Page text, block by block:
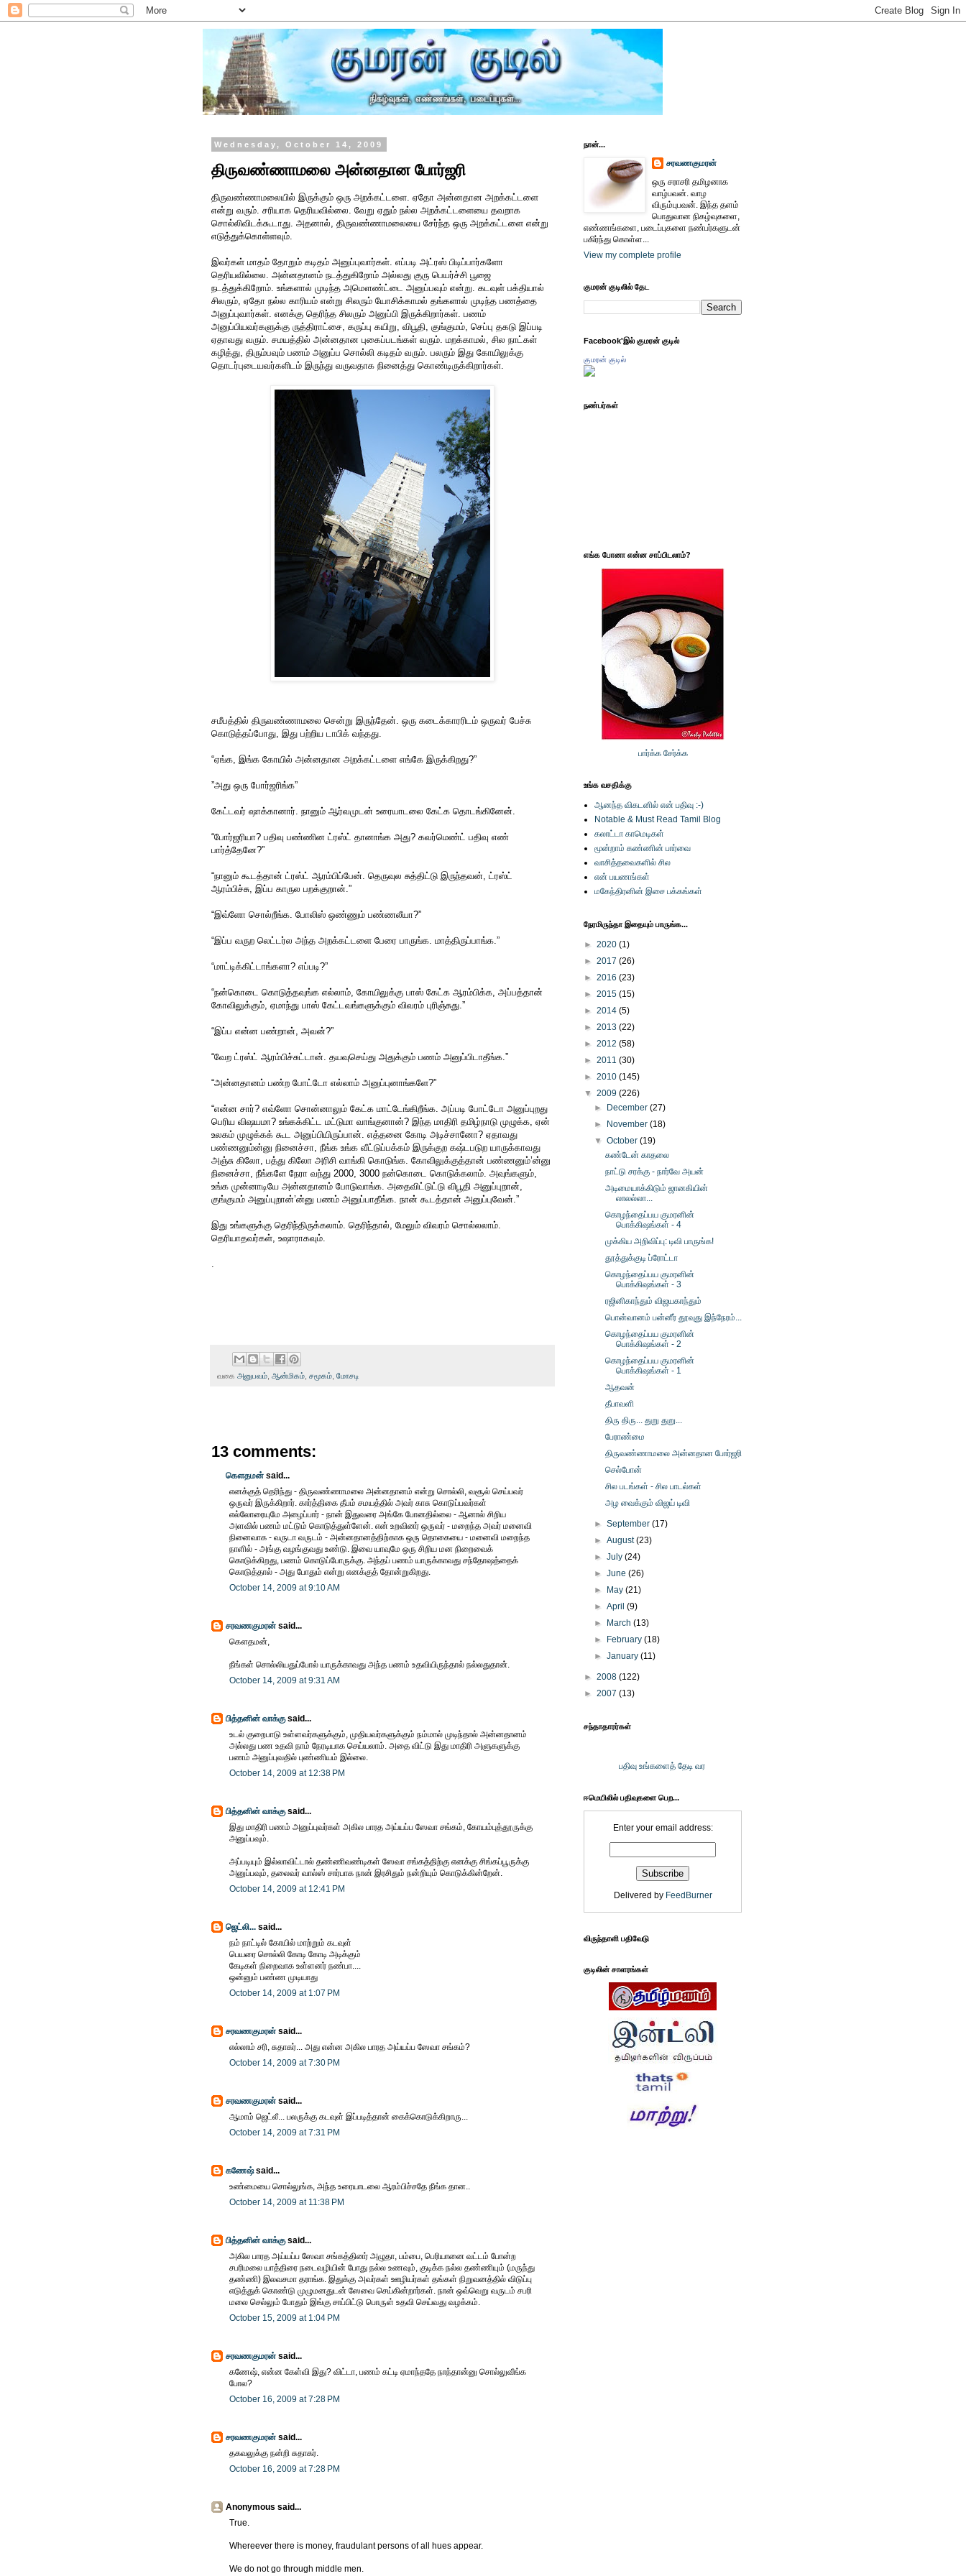
Wednesday, October 14, 2009
திருவண்ணாமலை அன்னதான போர்ஜரி
திருவண்ணாமலையில் இருக்கும் ஒரு அறக்கட்டளை. ஏதோ அன்னதான அறக்கட்டளை
என்று வரும். சரியாக தெரியவில்லை. வேறு ஏதும் நல்ல அறக்கட்டளையை தவறாக
சொல்லிவிடக்கூடாது. அதனால், திருவண்ணாமலையை சேர்ந்த ஒரு அறக்கட்டளை என்று
எடுத்துக்கொள்ளவும்.
இவர்கள் மாதம் தோறும் கடிதம் அனுப்புவார்கள். எப்படி அட்ரஸ் பிடிப்பார்களோ
தெரியவில்லை. அன்னதானம் நடத்துகிறோம் அல்லது குரு பெயர்ச்சி பூஜை
நடத்துக்கிறோம். உங்களால் முடிந்த அமௌண்ட்டை அனுப்பவும் என்று. கடவுள் பக்தியால்
சிலரும், ஏதோ நல்ல காரியம் என்று சிலரும் யோசிக்காமல் தங்களால் முடிந்த பணத்தை
அனுப்புவார்கள். எனக்கு தெரிந்த சிலரும் அனுப்பி இருக்கிறார்கள். பணம்
அனுப்பியவர்களுக்கு ருத்திராட்சை, கருப்பு கயிறு, விபூதி, குங்குமம், செப்பு தகடு இப்படி
ஏதாவது வரும். சமயத்தில் அன்னதான புகைப்படங்கள் வரும். மறக்காமல், சில நாட்கள்
கழித்து, திரும்பவும் பணம் அனுப்ப சொல்லி கடிதம் வரும். பலரும் இது கோயிலுக்கு
தொடர்புடையவர்களிடம் இருந்து வருவதாக நினைத்து கொண்டிருக்கிறார்கள்.
சமீபத்தில் திருவண்ணாமலை சென்று இருந்தேன். ஒரு கடைக்காரரிடம் ஒருவர் பேச்சு
கொடுத்தப்போது, இது பற்றிய டாபிக் வந்தது.
“ஏங்க, இங்க கோயில் அன்னதான அறக்கட்டளை எங்கே இருக்கிறது?”
”அது ஒரு போர்ஜரிங்க”
கேட்டவர் ஷாக்கானார். நானும் ஆர்வமுடன் உரையாடலை கேட்க தொடங்கினேன்.
“போர்ஜரியா? பதிவு பண்ணின ட்ரஸ்ட் தானாங்க அது? கவர்மெண்ட் பதிவு எண்
பார்த்தேனே?”
“நானும் கூடத்தான் ட்ரஸ்ட் ஆரம்பிப்பேன். தெருவுல சுத்திட்டு இருந்தவன், ட்ரஸ்ட்
ஆரம்பிச்சு, இப்ப காருல பறக்குறான்.”
“இவ்ளோ சொல்றீங்க. போலிஸ் ஒண்ணும் பண்ணலீயா?”
“இப்ப வருற லெட்டர்ல அந்த அறக்கட்டளை பேரை பாருங்க. மாத்திருப்பாங்க.”
“மாட்டிக்கிட்டாங்களா? எப்படி?”
“நன்கொடை கொடுத்தவுங்க எல்லாம், கோயிலுக்கு பாஸ் கேட்க ஆரம்பிக்க, அப்பத்தான்
கோவிலுக்கும், ஏமாந்து பாஸ் கேட்டவங்களுக்கும் விவரம் புரிஞ்சுது.”
“இப்ப என்ன பண்றான், அவன்?”
“வேற ட்ரஸ்ட் ஆரம்பிச்சுட்டான். தயவுசெய்து அதுக்கும் பணம் அனுப்பிடாதீங்க.”
“அன்னதானம் பண்ற போட்டோ எல்லாம் அனுப்புனாங்களே?”
“என்ன சார்? எவ்ளோ சொன்னாலும் கேட்க மாட்டேங்கிறீங்க. அப்படி போட்டோ அனுப்புறது
பெரிய விஷயமா? உங்கக்கிட்ட மட்டுமா வாங்குனான்? இந்த மாதிரி தமிழ்நாடு முழுக்க, ஏன்
உலகம் முழுக்கக் கூட அனுப்பியிருப்பான். எத்தனை கோடி அடிச்சானோ? ஏதாவது
பண்ணனும்ன்னு நினைச்சா, நீங்க உங்க வீட்டுப்பக்கம் இருக்குற கஷ்டபடுற யாருக்காவது
அஞ்சு கிலோ, பத்து கிலோ அரிசி வாங்கி கொடுங்க. கோவிலுக்குத்தான் பண்ணனும்’ன்னு
நினைச்சா, நீங்களே நேரா வந்து 2000, 3000 நன்கொடை கொடுக்கலாம். அவுங்களும்,
உங்க முன்னாடியே அன்னதானம் போடுவாங்க. அதைவிட்டுட்டு விபூதி அனுப்புறான்,
குங்குமம் அனுப்புறான்’ன்னு பணம் அனுப்பாதீங்க. நான் கூடத்தான் அனுப்புவேன்.”
இது உங்களுக்கு தெரிந்திருக்கலாம். தெரிந்தால், மேலும் விவரம் சொல்லலாம்.
தெரியாதவர்கள், உஷாராகவும்.
வகை அனுபவம் ஆன்மிகம் சமூகம் மோசடி
13 comments:
கௌதமன் said...
எனக்குத் தெரிந்து - திருவண்ணாமலை அன்னதானம் என்று சொல்லி, வசூல் செய்பவர்
ஒருவர் இருக்கிறார். கார்த்திகை தீபம் சமயத்தில் அவர் காசு கொடுப்பவர்கள்
எல்லோரையுமே அழைப்பார் - நான் இதுவரை அங்கே போனதில்லை - ஆனால் சிறிய
அளவில் பணம் மட்டும் கொடுத்துள்ளேன். என் உறவினர் ஒருவர் - மறைந்த அவர் மனைவி
நினைவாக - வருடா வருடம் - அன்னதானத்திற்காக ஒரு தொகையை - மனைவி மறைந்த
நாளில் - அங்கு வழங்குவது உண்டு. இவை யாவுமே ஒரு சிறிய மன நிறைவைக்
கொடுக்கிறது, பணம் கொடுப்போருக்கு. அந்தப் பணம் யாருக்காவது சந்தோஷத்தைக்
கொடுத்தால் - அது போதும் என்று எனக்குத் தோன்றுகிறது.
October 14, 2009 at 9:10 AM
சரவணகுமரன் said...
கௌதமன்,
நீங்கள் சொல்லியதுப்போல் யாருக்காவது அந்த பணம் உதவியிருந்தால் நல்லதுதான்.
October 14, 2009 at 9:31 AM
பித்தனின் வாக்குsaid...
உடல் குறைபாடு உள்ளவர்களுக்கும், முதியவர்களுக்கும் நம்மால் முடிந்தால் அன்னதானம்
அல்லது பண உதவி நாம் நேரடியாக செய்யலாம். அதை விட்டு இது மாதிரி அளுகளுக்கு
பணம் அனுப்புவதில் புண்ணியம் இல்லை.
October 14, 2009 at 12:38 PM
பித்தனின் வாக்குsaid...
இது மாதிரி பணம் அனுப்புவர்கள் அகில பாரத அய்யப்ப ஸேவா சங்கம், கோயம்புத்தூருக்கு
அனுப்பவும்.
அப்படியும் இல்லாவிட்டால் தண்ணிவண்டிகள் ஸேவா சங்கத்திற்கு எனக்கு சிங்கப்பூருக்கு
அனுப்பவும், தலைவர் வால்ஸ் சார்பாக நான் இரசிதும் நன்றியும் கொடுக்கின்றேன்.
October 14, 2009 at 12:41 PM
ஜெட்லி... said...
நம் நாட்டில் கோயில் மாற்றும் கடவுள்
பெயரை சொல்லி கோடி கோடி அடிக்கும்
கேடிகள் நிறைவாக உள்ளனர் நண்பா....
ஒன்னும் பண்ண முடியாது
October 14, 2009 at 1:07 PM
சரவணகுமரன் said...
எல்லாம் சரி, சுதாகர்... அது என்ன அகில பாரத அய்யப்ப ஸேவா சங்கம்?
October 14, 2009 at 7:30 PM
சரவணகுமரன் said...
ஆமாம் ஜெட்லீ... பலருக்கு கடவுள் இப்படித்தான் கைக்கொடுக்கிறாரு...
October 14, 2009 at 7:31 PM
கணேஷ்said...
உண்மையை சொல்லுங்க, அந்த உரையாடலை ஆரம்பிச்சதே நீங்க தான..
October 14, 2009 at 11:38 PM
பித்தனின் வாக்குsaid...
அகில பாரத அய்யப்ப ஸேவா சங்கத்தினர் அழுதா, பம்பை, பெரியானை வட்டம் போன்ற
சபரிமலை யாத்திரை நடைவழியின் போது நல்ல உணவும், குடிக்க நல்ல தண்ணியும் (மருந்து
தண்ணி) இலவசமா தராங்க. இதுக்கு அவர்கள் ஊழியர்கள் தங்கள் நிறுவனத்தில் விடுப்பு
எடுத்துக் கொண்டு முழுமனதுடன் ஸேவை செய்கின்றார்கள். நான் ஒவ்வெறு வருடம் சபரி
மலை செல்லும் போதும் இங்கு சாப்பிட்டு பொருள் உதவி செய்வது வழக்கம்.
October 15, 2009 at 1:04 PM
சரவணகுமரன் said...
கணேஷ், என்ன கேள்வி இது? விட்டா, பணம் கட்டி ஏமாந்ததே நாந்தான்னு சொல்லுவீங்க
போல?
October 16, 2009 at 7:28 PM
சரவணகுமரன் said...
தகவலுக்கு நன்றி சுதாகர்.
October 16, 2009 at 7:28 PM
Anonymous said...
True.
Whereever there is money, fraudulant persons of all hues appear.
We do not go through middle men.
நான்...
சரவணகுமரன்
ஒரு சராசரி தமிழனாக
வாழ்பவன். வாழ
விரும்புபவன். இந்த தளம்
பொதுவான நிகழ்வுகளை,
எண்ணங்களை, படைப்புகளை நண்பர்களுடன்
பகிர்ந்து கொள்ள...
View my complete profile
குமரன் குடிலில் தேட
Facebook'இல் குமரன் குடில்
குமரன் குடில்
நண்பர்கள்
எங்க போனா என்ன சாப்பிடலாம்?
பார்க்க சேர்க்க
உங்க வசதிக்கு
ஆனந்த விகடனில் என் பதிவு :-)
Notable & Must Read Tamil Blog
கலாட்டா காமெடிகள்
மூன்றாம் கண்ணின் பார்வை
வாசித்தவைகளில் சில
என் பயணங்கள்
மகேந்திரனின் இசை பக்கங்கள்
நேரமிருந்தா இதையும் பாருங்க...
► 2020 (1)
► 2017 (26)
► 2016 (23)
► 2015 (15)
► 2014 (5)
► 2013 (22)
► 2012 (58)
► 2011 (30)
► 2010 (145)
▼ 2009 (226)
►
December(27)
►
November(18)
▼October(19)
கண்டேன் காதலை
நாட்டு சரக்கு - நார்வே அயன்
அடிமையாக்கிடும் ஜானகியின்
லாலல்லா...
கொழந்தைப்பய குமரனின்
பொக்கிஷங்கள் - 4
முக்கிய அறிவிப்பு: டிவி பாருங்க!
தூத்துக்குடி ப்ரோட்டா
கொழந்தைப்பய குமரனின்
பொக்கிஷங்கள் - 3
ரஜினிகாந்தும் விஜயகாந்தும்
பொன்வானம் பன்னீர் தூவுது இந்நேரம்...
கொழந்தைப்பய குமரனின்
பொக்கிஷங்கள் - 2
கொழந்தைப்பய குமரனின்
பொக்கிஷங்கள் - 1
ஆதவன்
தீபாவளி
திரு திரு... துறு துறு...
பேராண்மை
திருவண்ணாமலை அன்னதான போர்ஜரி
செல்போன்
சில படங்கள் - சில பாடல்கள்
அழ வைக்கும் விஜய் டிவி
►September(17)
►August(23)
►July(24)
►June(26)
►
May(21)
►April(9)
►
March(13)
►
February(18)
►January(11)
► 2008 (122)
► 2007 (13)
சந்தாதாரர்கள்
பதிவு உங்களைத் தேடி வர
ஈமெயிலில் பதிவுகளை பெற...
Enter your email address:
Delivered by FeedBurner
விருந்தாளி பதிவேடு
குடிலின் சாளரங்கள்